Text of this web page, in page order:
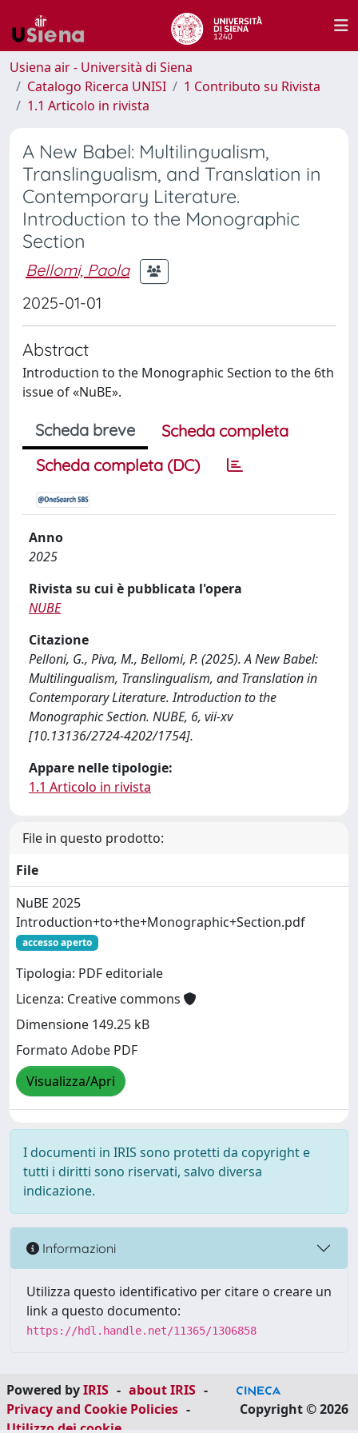
Usiena air - Università di Siena
Catalogo Ricerca UNISI
1 Contributo su Rivista
1.1 Articolo in rivista
A New Babel: Multilingualism,
Translingualism, and Translation in
Contemporary Literature.
Introduction to the Monographic
Section
Bellomi, Paola
2025-01-01
Abstract
Introduction to the Monographic Section to the 6th
issue of «NuBE».
Scheda breve
Scheda completa
Scheda completa (DC)
Anno
2025
Rivista su cui è pubblicata l'opera
NUBE
Citazione
Pelloni, G., Piva, M., Bellomi, P. (2025). A New Babel:
Multilingualism, Translingualism, and Translation in
Contemporary Literature. Introduction to the
Monographic Section. NUBE, 6, vii-xv
[10.13136/2724-4202/1754].
Appare nelle tipologie:
1.1 Articolo in rivista
File in questo prodotto:
File
NuBE 2025
Introduction+to+the+Monographic+Section.pdf
accesso aperto
Tipologia: PDF editoriale
Licenza: Creative commons
Dimensione 149.25 kB
Formato Adobe PDF
Visualizza/Apri
I documenti in IRIS sono protetti da copyright e
tutti i diritti sono riservati, salvo diversa
indicazione.
Informazioni
Utilizza questo identificativo per citare o creare un
link a questo documento:
https://hdl.handle.net/11365/1306858
Powered byIRIS - about IRIS -
Privacy and Cookie Policies -
Utilizzo dei cookie
Copyright © 2026